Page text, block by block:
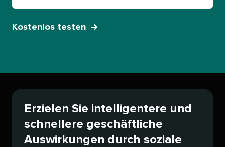
Kostenlos testen​​
Erzielen Sie intelligentere und
schnellere geschäftliche
Auswirkungen durch soziale